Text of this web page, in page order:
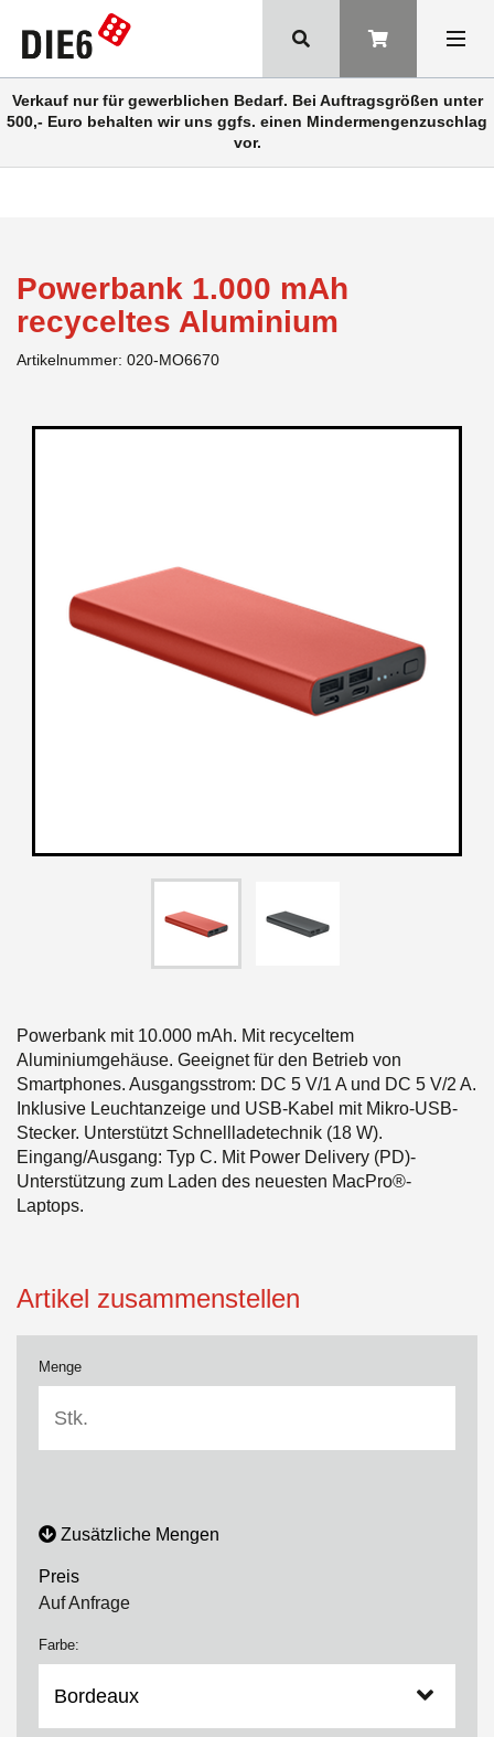
Verkauf nur für gewerblichen Bedarf. Bei Auftragsgrößen unter
500,- Euro behalten wir uns ggfs. einen Mindermengenzuschlag
vor.
Powerbank 1.000 mAh
recyceltes Aluminium
Artikelnummer: 020-MO6670
Powerbank mit 10.000 mAh. Mit recyceltem
Aluminiumgehäuse. Geeignet für den Betrieb von
Smartphones. Ausgangsstrom: DC 5 V/1 A und DC 5 V/2 A.
Inklusive Leuchtanzeige und USB-Kabel mit Mikro-USB-
Stecker. Unterstützt Schnellladetechnik (18 W).
Eingang/Ausgang: Typ C. Mit Power Delivery (PD)-
Unterstützung zum Laden des neuesten MacPro®-
Laptops.
Artikel zusammenstellen
Menge
Zusätzliche Mengen
Preis
Auf Anfrage
Farbe: